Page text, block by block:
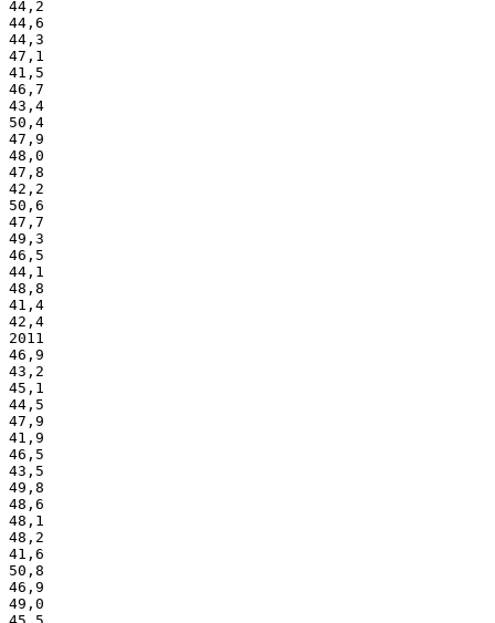
44,2
44,6
44,3
47,1
41,5
46,7
43,4
50,4
47,9
48,0
47,8
42,2
50,6
47,7
49,3
46,5
44,1
48,8
41,4
42,4
2011
46,9
43,2
45,1
44,5
47,9
41,9
46,5
43,5
49,8
48,6
48,1
48,2
41,6
50,8
46,9
49,0